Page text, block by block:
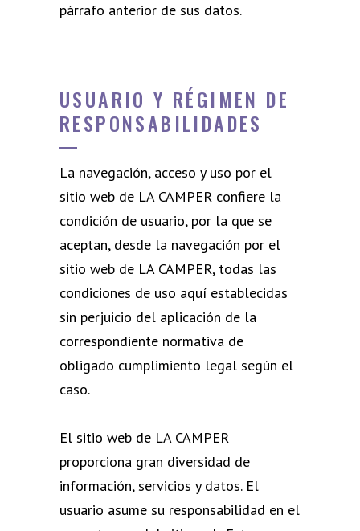
párrafo anterior de sus datos.
USUARIO Y RÉGIMEN DE
RESPONSABILIDADES
La navegación, acceso y uso por el
sitio web de LA CAMPER confiere la
condición de usuario, por la que se
aceptan, desde la navegación por el
sitio web de LA CAMPER, todas las
condiciones de uso aquí establecidas
sin perjuicio del aplicación de la
correspondiente normativa de
obligado cumplimiento legal según el
caso.
El sitio web de LA CAMPER
proporciona gran diversidad de
información, servicios y datos. El
usuario asume su responsabilidad en el